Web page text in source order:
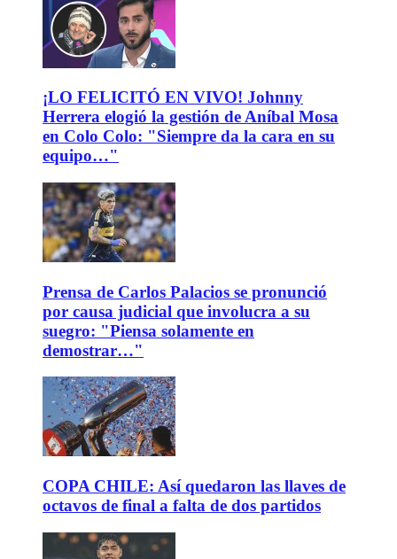
¡LO FELICITÓ EN VIVO! Johnny
Herrera elogió la gestión de Aníbal Mosa
en Colo Colo: "Siempre da la cara en su
equipo…"
Prensa de Carlos Palacios se pronunció
por causa judicial que involucra a su
suegro: "Piensa solamente en
demostrar…"
COPA CHILE: Así quedaron las llaves de
octavos de final a falta de dos partidos